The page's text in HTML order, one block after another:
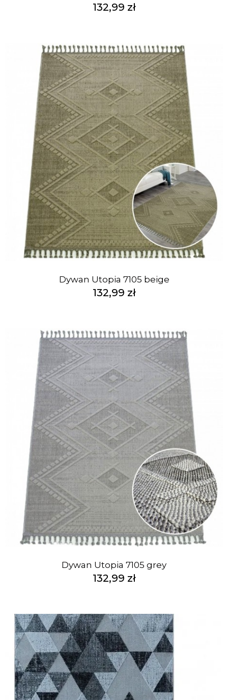
132,99 zł
Dywan Utopia 7105 beige
132,99 zł
Dywan Utopia 7105 grey
132,99 zł